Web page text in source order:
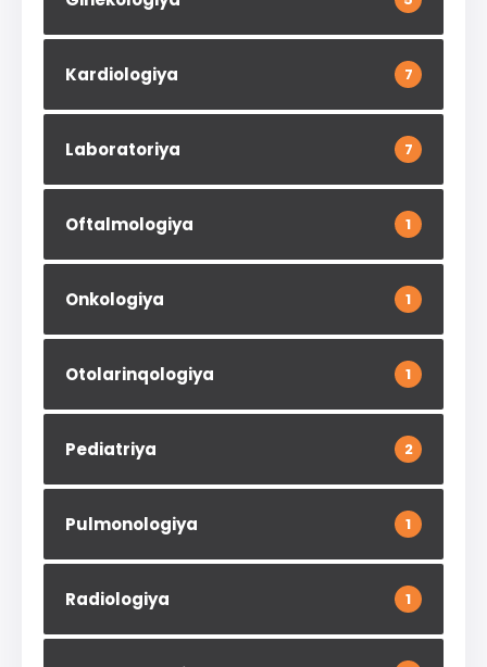
Kardiologiya 7
Laboratoriya 7
Oftalmologiya 1
Onkologiya 1
Otolarinqologiya 1
Pediatriya 2
Pulmonologiya 1
Radiologiya 1